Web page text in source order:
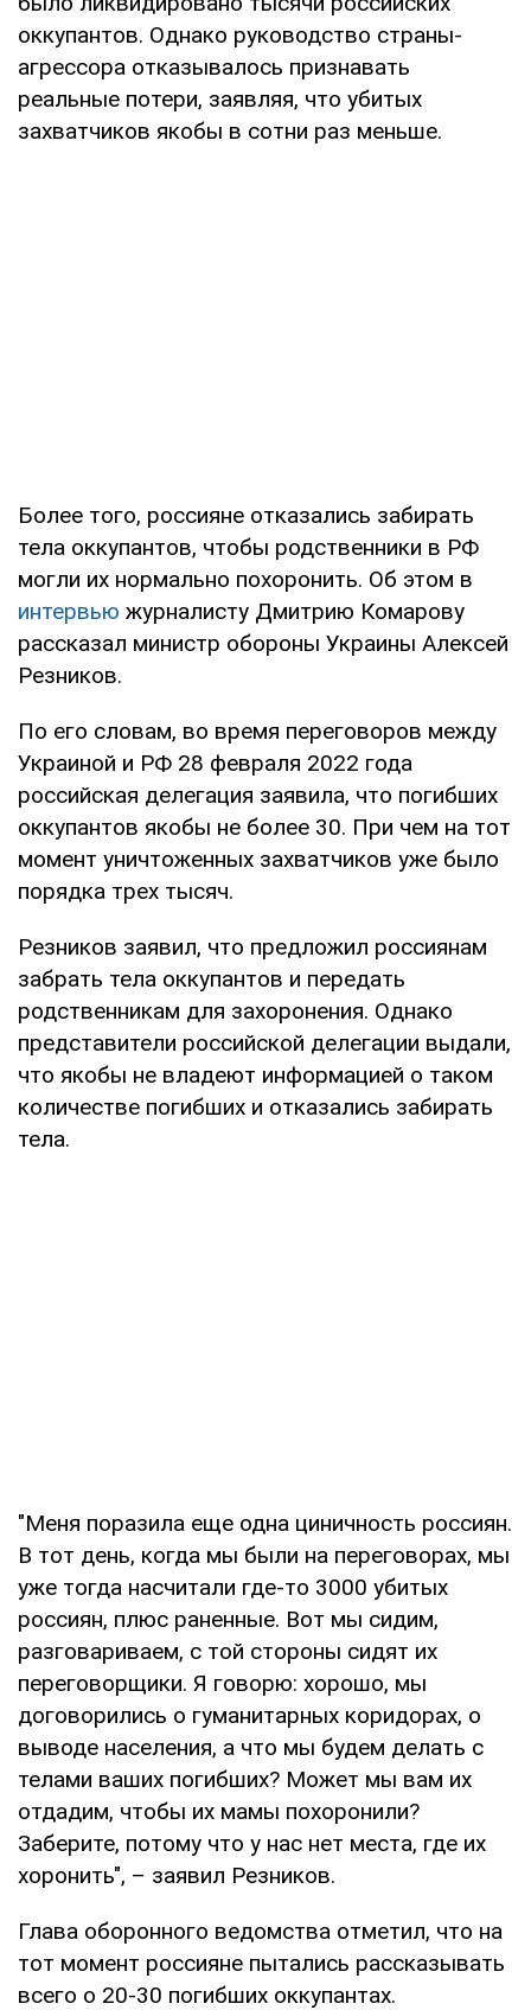
оккупантов. Однако руководство страны-
агрессора отказывалось признавать
реальные потери, заявляя, что убитых
захватчиков якобы в сотни раз меньше.
Более того, россияне отказались забирать
тела оккупантов, чтобы родственники в РФ
могли их нормально похоронить. Об этом в
интервью журналисту Дмитрию Комарову
рассказал министр обороны Украины Алексей
Резников.
По его словам, во время переговоров между
Украиной и РФ 28 февраля 2022 года
российская делегация заявила, что погибших
оккупантов якобы не более 30. При чем на тот
момент уничтоженных захватчиков уже было
порядка трех тысяч.
Резников заявил, что предложил россиянам
забрать тела оккупантов и передать
родственникам для захоронения. Однако
представители российской делегации выдали,
что якобы не владеют информацией о таком
количестве погибших и отказались забирать
тела.
"Меня поразила еще одна циничность россиян.
В тот день, когда мы были на переговорах, мы
уже тогда насчитали где-то 3000 убитых
россиян, плюс раненные. Вот мы сидим,
разговариваем, с той стороны сидят их
переговорщики. Я говорю: хорошо, мы
договорились о гуманитарных коридорах, о
выводе населения, а что мы будем делать с
телами ваших погибших? Может мы вам их
отдадим, чтобы их мамы похоронили?
Заберите, потому что у нас нет места, где их
хоронить", – заявил Резников.
Глава оборонного ведомства отметил, что на
тот момент россияне пытались рассказывать
всего о 20-30 погибших оккупантах.